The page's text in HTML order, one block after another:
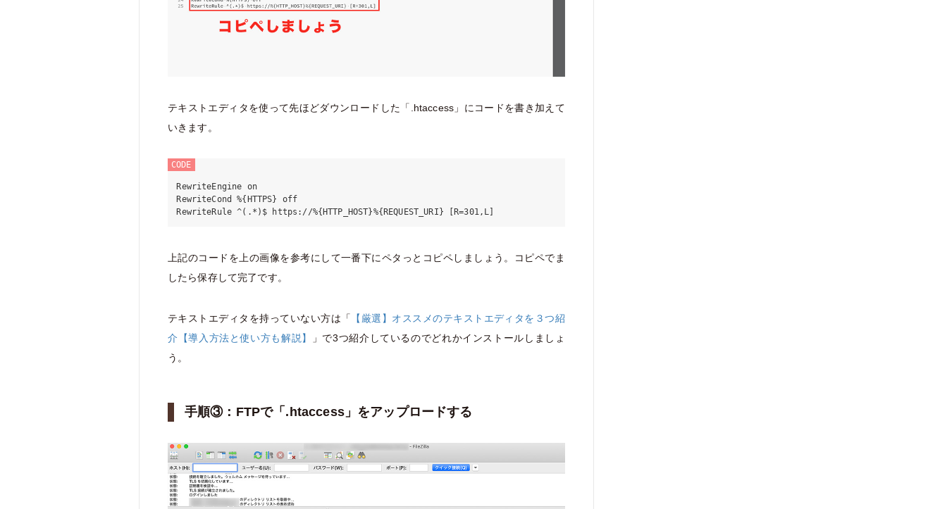
テキストエディタを使って先ほどダウンロードした「.htaccess」にコードを書き加えて
いきます。
CODE
RewriteEngine on
RewriteCond %{HTTPS} off
上記のコードを上の画像を参考にして一番下にペタっとコピペしましょう。コピペでま
したら保存して完了です。
テキストエディタを持っていない方は「
【厳選】オススメのテキストエディタを３つ紹
介【導入方法と使い方も解説】
」で3つ紹介しているのでどれかインストールしましょ
う。
手順③：FTPで「.htaccess」をアップロードする